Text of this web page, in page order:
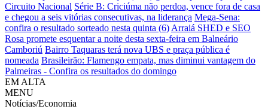
Circuito Nacional Série B: Criciúma não perdoa, vence fora de casa
e chegou a seis vitórias consecutivas, na liderança Mega-Sena:
confira o resultado sorteado nesta quinta (6) Arraiá SHED e SEO
Rosa promete esquentar a noite desta sexta-feira em Balneário
Camboriú Bairro Taquaras terá nova UBS e praça pública é
nomeada Brasileirão: Flamengo empata, mas diminui vantagem do
Palmeiras - Confira os resultados do domingo
EM ALTA
MENU
Notícias/Economia